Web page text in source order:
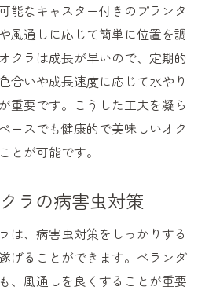
能なキャスター付きのプランタ
風通しに応じて簡単に位置を調
クラは成長が早いので、定期的
合いや成長速度に応じて水やり
重要です。こうした工夫を凝ら
ースでも健康的で美味しいオク
とが可能です。
ラの病害虫対策
は、病害虫対策をしっかりする
げることができます。ベランダ
、風通しを良くすることが重要